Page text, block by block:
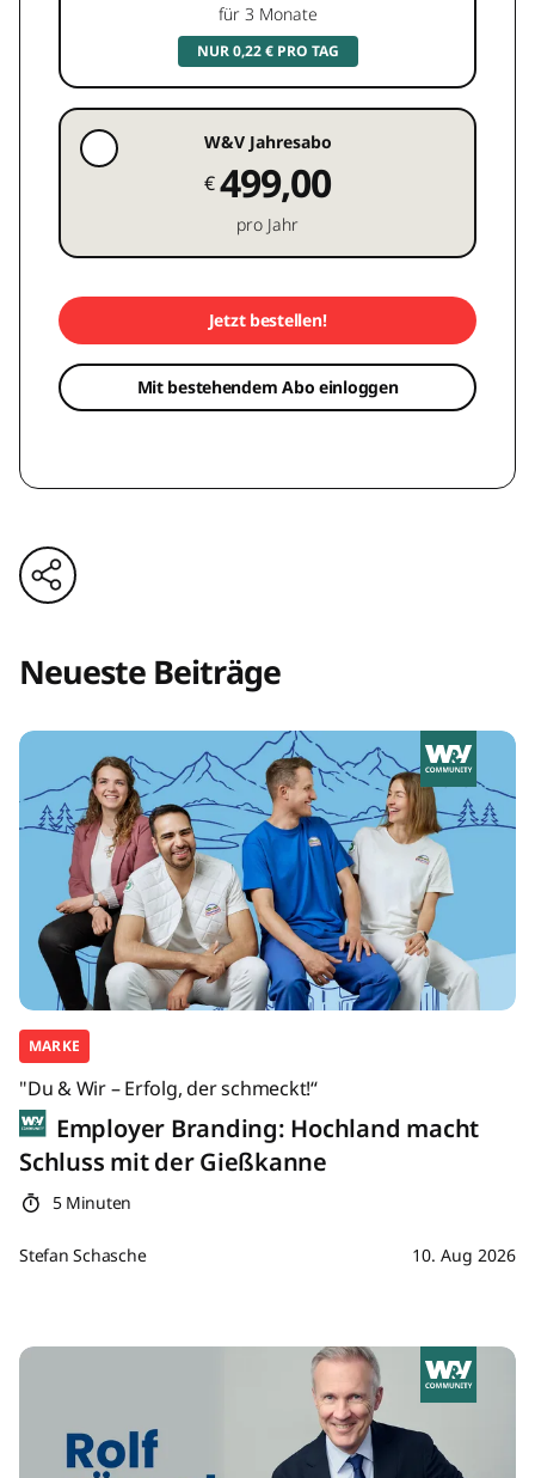
für 3 Monate
NUR 0,22 € PRO TAG
W&V Jahresabo
€499,00
pro Jahr
Jetzt bestellen!
Mit bestehendem Abo einloggen
Neueste Beiträge
MARKE
"Du & Wir – Erfolg, der schmeckt!“
Employer Branding: Hochland macht
Schluss mit der Gießkanne
5 Minuten
Stefan Schasche 10. Aug 2026